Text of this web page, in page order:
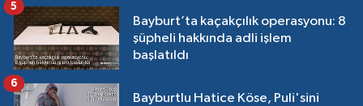
Bayburt’ta kaçakçılık operasyonu: 8
şüpheli hakkında adli işlem
başlatıldı
5
Bayburtlu Hatice Köse, Puli'sini
6